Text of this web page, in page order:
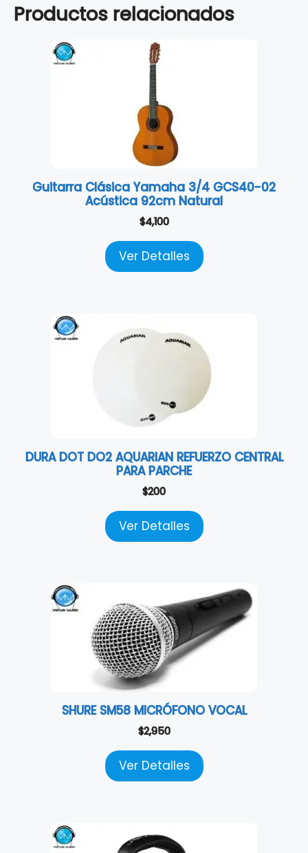
Productos relacionados
Guitarra Clásica Yamaha 3/4 GCS40-02
Acústica 92cm Natural
$4,100
Ver Detalles
DURA DOT DO2 AQUARIAN REFUERZO CENTRAL
PARA PARCHE
$200
Ver Detalles
SHURE SM58 MICRÓFONO VOCAL
$2,950
Ver Detalles